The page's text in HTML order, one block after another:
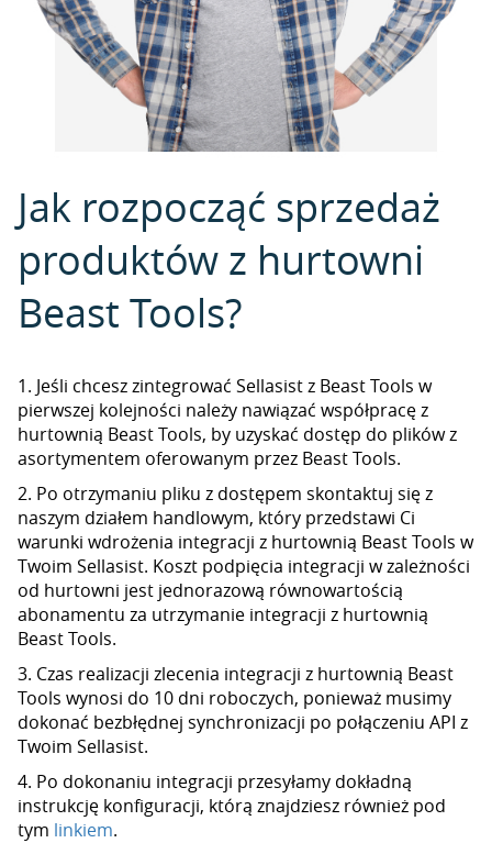
Jak rozpocząć sprzedaż
produktów z hurtowni
Beast Tools?
1. Jeśli chcesz zintegrować Sellasist z Beast Tools w
pierwszej kolejności należy nawiązać współpracę z
hurtownią Beast Tools, by uzyskać dostęp do plików z
asortymentem oferowanym przez Beast Tools.
2. Po otrzymaniu pliku z dostępem skontaktuj się z
naszym działem handlowym, który przedstawi Ci
warunki wdrożenia integracji z hurtownią Beast Tools w
Twoim Sellasist. Koszt podpięcia integracji w zależności
od hurtowni jest jednorazową równowartością
abonamentu za utrzymanie integracji z hurtownią
Beast Tools.
3. Czas realizacji zlecenia integracji z hurtownią Beast
Tools wynosi do 10 dni roboczych, ponieważ musimy
dokonać bezbłędnej synchronizacji po połączeniu API z
Twoim Sellasist.
4. Po dokonaniu integracji przesyłamy dokładną
instrukcję konfiguracji, którą znajdziesz również pod
tym linkiem.